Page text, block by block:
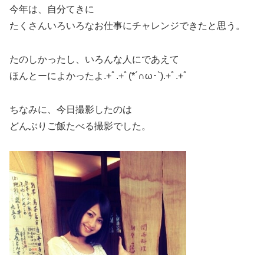
今年は、自分てきに
たくさんいろいろなお仕事にチャレンジできたと思う。
たのしかったし、いろんな人にであえて
ほんとーによかったよ.+ﾟ.+ﾟ(*´∩ω･`).+ﾟ.+ﾟ
ちなみに、今日撮影したのは
どんぶりご飯たべる撮影でした。